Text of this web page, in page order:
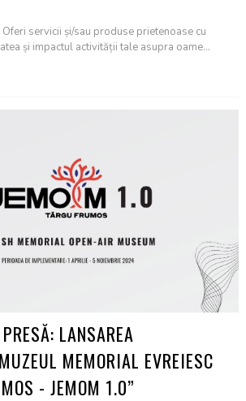
Oferi servicii și/sau produse prietenoase cu
și impactul activității tale asupra oame...
LANSAREA
MEMORIAL EVREIESC
- JEMOM 1.0”